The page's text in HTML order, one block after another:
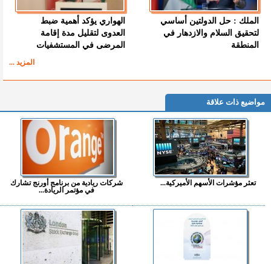
الملك : حل الدولتين أساسي
لتحقيق السلام والازدهار في
المنطقة
الهواري يؤكد أهمية ضبط
العدوى لتقليل مدة إقامة
المرضى في المستشفيات
المزيد ...
مواضيع ذات علاقة
تعثر مؤشرات الأسهم الأميركية...
شركات ريادية من برنامج أورنج تشارك
في مؤتمر الريادة...